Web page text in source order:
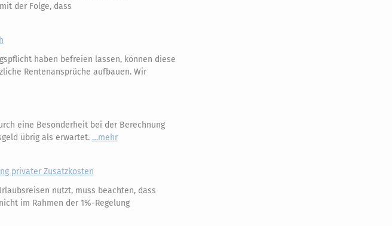
der Folge, dass
haben befreien lassen, können diese
Rentenansprüche aufbauen. Wir
eine Besonderheit bei der Berechnung
übrig als erwartet.
mehr
privater Zusatzkosten
nutzt, muss beachten, dass
im Rahmen der 1%-Regelung